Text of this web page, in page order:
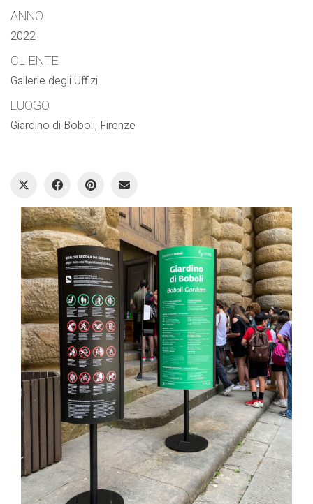
ANNO
2022
CLIENTE
Gallerie degli Uffizi
LUOGO
Giardino di Boboli, Firenze